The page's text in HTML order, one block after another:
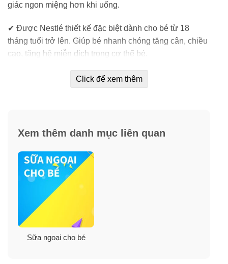
giác ngon miệng hơn khi uống.
✔ Được Nestlé thiết kế đặc biệt dành cho bé từ 18
tháng tuổi trở lên. Giúp bé nhanh chóng tăng cân, chiều
cao, tăng hệ miễn dịch trong cơ thể bé.
✔ Giúp bé phát triển một cách toàn diện về trí não, tăng
cường trí nhớ ở bé.
Click để xem thêm
Xem thêm danh mục liên quan
Sữa ngoại cho bé